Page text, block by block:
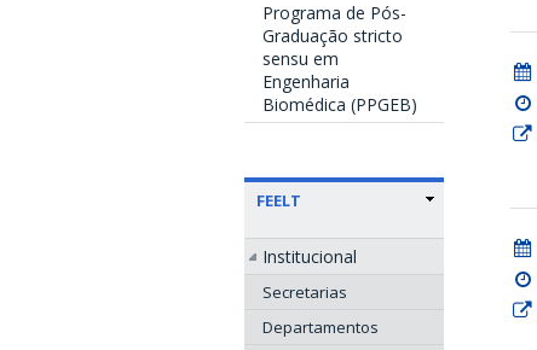
Programa de Pós-
Graduação stricto
sensu em
Engenharia
Biomédica (PPGEB)
FEELT
Institucional
Secretarias
Departamentos